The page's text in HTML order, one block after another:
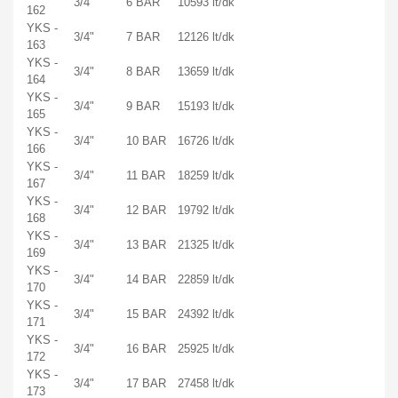
162
YKS -
163
3/4" 7 BAR
12126 lt/dk
YKS -
164
3/4" 8 BAR
13659 lt/dk
YKS -
165
3/4" 9 BAR
15193 lt/dk
YKS -
166
3/4" 10 BAR
16726 lt/dk
YKS -
167
3/4" 11 BAR
18259 lt/dk
YKS -
168
3/4" 12 BAR
19792 lt/dk
YKS -
169
3/4" 13 BAR
21325 lt/dk
YKS -
170
3/4" 14 BAR
22859 lt/dk
YKS -
171
3/4" 15 BAR
24392 lt/dk
YKS -
172
3/4" 16 BAR
25925 lt/dk
YKS -
173
3/4" 17 BAR 27458 lt/dk